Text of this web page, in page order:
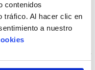
contenidos
tráfico. Al hacer clic en
a nuestro